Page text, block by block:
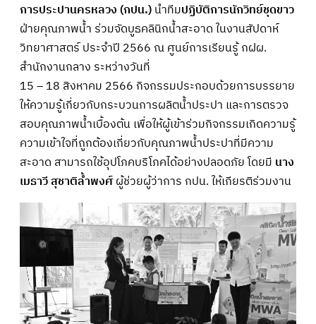
การประปานครหลวง (กปน.)นำทีมปฏิบัติการนักวิทย์ชุดขาว
ฝ่ายคุณภาพน้ำ ร่วมจัดบูธคลินิกน้ำสะอาด ในงานสัปดาห์
วิทยาศาสตร์ ประจำปี 2566 ณ ศูนย์การเรียนรู้ กฝผ.
สำนักงานกลาง ระหว่างวันที่
15 – 18 สิงหาคม 2566 กิจกรรมประกอบด้วยการบรรยาย
ให้ความรู้เกี่ยวกับกระบวนการผลิตน้ำประปา และการตรวจ
สอบคุณภาพน้ำเบื้องต้น เพื่อให้ผู้เข้าร่วมกิจกรรมเกิดความรู้
ความเข้าใจที่ถูกต้องเกี่ยวกับคุณภาพน้ำประปาที่มีความ
สะอาด สามารถใช้อุปโภคบริโภคได้อย่างปลอดภัย โดยมี นาง
เมธาวี สุชาติล้ำพงศ์ผู้ช่วยผู้ว่าการ กปน. ให้เกียรติร่วมงาน